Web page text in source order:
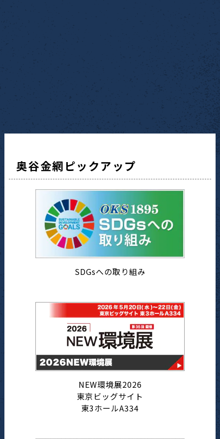
奥谷金網ピックアップ
SDGsへの取り組み
NEW環境展2026
東京ビッグサイト
東3ホールA334